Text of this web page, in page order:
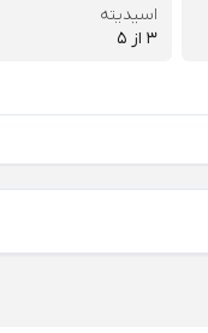
اسیدیته
3 از 5